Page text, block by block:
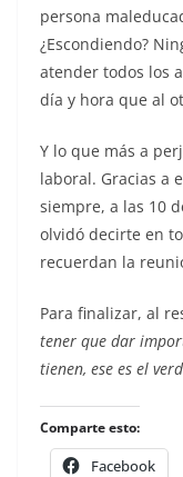
persona
¿Escondiendo?
atender todos los
día y hora que al
Y lo que más a
laboral. Gracias a
siempre, a las 10
olvidó decirte en
recuerdan la
Para finalizar, al
tener que dar
tienen, ese es el
Comparte esto:
Facebook